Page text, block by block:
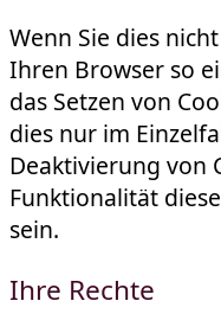
Wenn Sie dies
Ihren Browser so
das Setzen von
dies nur im
Deaktivierung von
Funktionalität
sein.
Ihre Rechte